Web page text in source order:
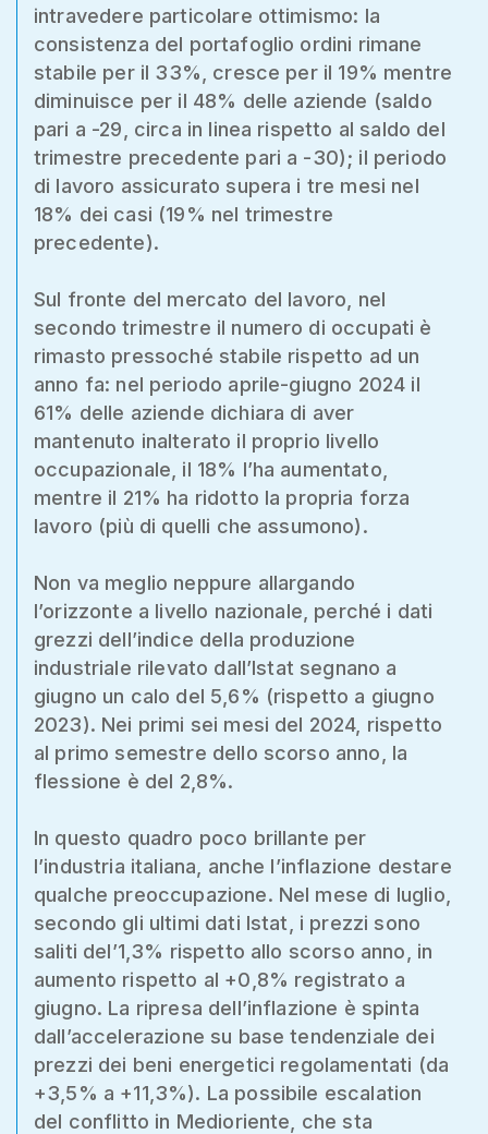
intravedere particolare ottimismo: la
consistenza del portafoglio ordini rimane
stabile per il 33%, cresce per il 19% mentre
diminuisce per il 48% delle aziende (saldo
pari a -29, circa in linea rispetto al saldo del
trimestre precedente pari a -30); il periodo
di lavoro assicurato supera i tre mesi nel
18% dei casi (19% nel trimestre
precedente).
Sul fronte del mercato del lavoro, nel
secondo trimestre il numero di occupati è
rimasto pressoché stabile rispetto ad un
anno fa: nel periodo aprile-giugno 2024 il
61% delle aziende dichiara di aver
mantenuto inalterato il proprio livello
occupazionale, il 18% l’ha aumentato,
mentre il 21% ha ridotto la propria forza
lavoro (più di quelli che assumono).
Non va meglio neppure allargando
l’orizzonte a livello nazionale, perché i dati
grezzi dell’indice della produzione
industriale rilevato dall’Istat segnano a
giugno un calo del 5,6% (rispetto a giugno
2023). Nei primi sei mesi del 2024, rispetto
al primo semestre dello scorso anno, la
flessione è del 2,8%.
In questo quadro poco brillante per
l’industria italiana, anche l’inflazione destare
qualche preoccupazione. Nel mese di luglio,
secondo gli ultimi dati Istat, i prezzi sono
saliti del’1,3% rispetto allo scorso anno, in
aumento rispetto al +0,8% registrato a
giugno. La ripresa dell’inflazione è spinta
dall’accelerazione su base tendenziale dei
prezzi dei beni energetici regolamentati (da
+3,5% a +11,3%). La possibile escalation
del conflitto in Medioriente, che sta